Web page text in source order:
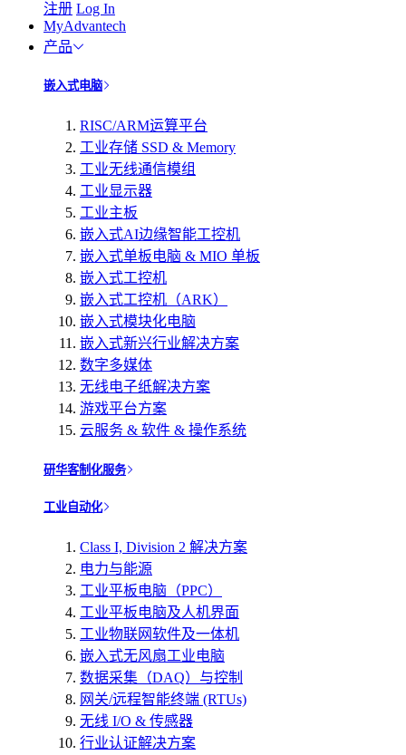
注册 Log In
MyAdvantech
产品
嵌入式电脑
RISC/ARM运算平台
工业存储 SSD & Memory
工业无线通信模组
工业显示器
工业主板
嵌入式AI边缘智能工控机
嵌入式单板电脑 & MIO 单板
嵌入式工控机
嵌入式工控机（ARK）
嵌入式模块化电脑
嵌入式新兴行业解决方案
数字多媒体
无线电子纸解决方案
游戏平台方案
云服务 & 软件 & 操作系统
研华客制化服务
工业自动化
Class I, Division 2 解决方案
电力与能源
工业平板电脑（PPC）
工业平板电脑及人机界面
工业物联网软件及一体机
嵌入式无风扇工业电脑
数据采集（DAQ）与控制
网关/远程智能终端 (RTUs)
无线 I/O & 传感器
行业认证解决方案